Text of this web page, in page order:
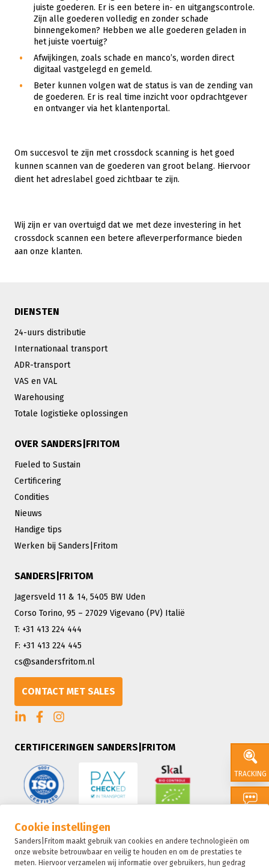
Cookie instellingen
Sanders|Fritom maakt gebruik van cookies en andere technologieën om
onze website betrouwbaar en veilig te houden en om de prestaties te
meten. Hiervoor verzamelen wij informatie over gebruikers, hun gedrag
TRACKING
SALES
juiste goederen. Er is een betere in- en uitgangscontrole.
Zijn alle goederen volledig en zonder schade
binnengekomen? Hebben we alle goederen geladen in
het juiste voertuig?
Afwijkingen, zoals schade en manco’s, worden direct
digitaal vastgelegd en gemeld.
Beter kunnen volgen wat de status is van de zending van
de goederen. Er is real time inzicht voor opdrachtgever
en ontvanger via het klantenportal.
Om succesvol te zijn met crossdock scanning is het goed
kunnen scannen van de goederen van groot belang. Hiervoor
dient het adreslabel goed zichtbaar te zijn.
Wij zijn er van overtuigd dat we met deze investering in het
crossdock scannen een betere afleverperformance bieden
aan onze klanten.
DIENSTEN
24-uurs distributie
Internationaal transport
ADR-transport
VAS en VAL
Warehousing
Totale logistieke oplossingen
OVER SANDERS|FRITOM
Fueled to Sustain
Certificering
Condities
Nieuws
Handige tips
Werken bij Sanders|Fritom
SANDERS|FRITOM
Jagersveld 11 & 14, 5405 BW Uden
Corso Torino, 95 – 27029 Vigevano (PV) Italië
T: +31 413 224 444
F: +31 413 224 445
cs@sandersfritom.nl
CONTACT MET SALES
CERTIFICERINGEN SANDERS|FRITOM